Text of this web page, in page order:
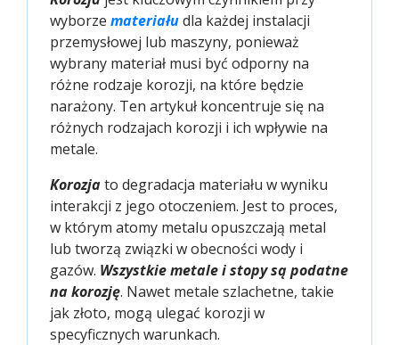
wyborze materiałudla każdej instalacji
przemysłowej lub maszyny, ponieważ
wybrany materiał musi być odporny na
różne rodzaje korozji, na które będzie
narażony. Ten artykuł koncentruje się na
różnych rodzajach korozji i ich wpływie na
metale.
Korozjato degradacja materiału w wyniku
interakcji z jego otoczeniem. Jest to proces,
w którym atomy metalu opuszczają metal
lub tworzą związki w obecności wody i
gazów. Wszystkie metale i stopy są podatne
na korozję. Nawet metale szlachetne, takie
jak złoto, mogą ulegać korozji w
specyficznych warunkach.